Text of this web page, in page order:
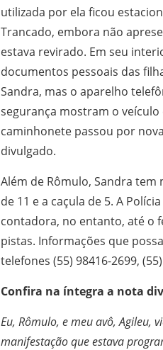
utilizada por ela ficou
Trancado, embora não
estava revirado. Em seu
documentos pessoais das
Sandra, mas o aparelho
segurança mostram o
caminhonete passou por
divulgado.
Além de Rômulo, Sandra
de 11 e a caçula de 5. A
contadora, no entanto, até o
pistas. Informações que
telefones (55) 98416-2699,
Confira na íntegra a nota
Eu, Rômulo, e meu avô, Agileu,
manifestação que estava